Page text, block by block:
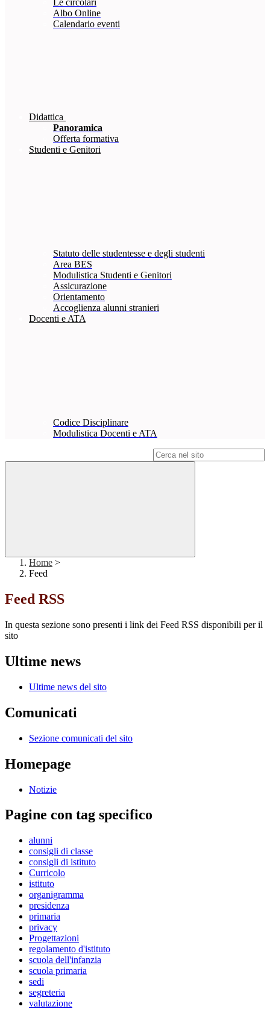
Le circolari
Albo Online
Calendario eventi
Didattica
Panoramica
Offerta formativa
Studenti e Genitori
Statuto delle studentesse e degli studenti
Area BES
Modulistica Studenti e Genitori
Assicurazione
Orientamento
Accoglienza alunni stranieri
Docenti e ATA
Codice Disciplinare
Modulistica Docenti e ATA
Home >
Feed
Feed RSS
In questa sezione sono presenti i link dei Feed RSS disponibili per il
sito
Ultime news
Ultime news del sito
Comunicati
Sezione comunicati del sito
Homepage
Notizie
Pagine con tag specifico
alunni
consigli di classe
consigli di istituto
Curricolo
istituto
organigramma
presidenza
primaria
privacy
Progettazioni
regolamento d'istituto
scuola dell'infanzia
scuola primaria
sedi
segreteria
valutazione